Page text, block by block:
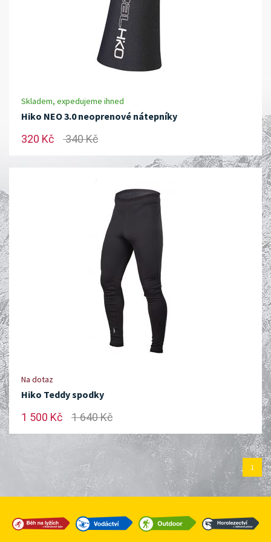
Skladem, expedujeme ihned
Hiko NEO 3.0 neoprenové nátepníky
320 Kč 340 Kč
Na dotaz
Hiko Teddy spodky
1 500 Kč 1 640 Kč
1